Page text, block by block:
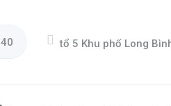
tổ 5 Khu phố Long